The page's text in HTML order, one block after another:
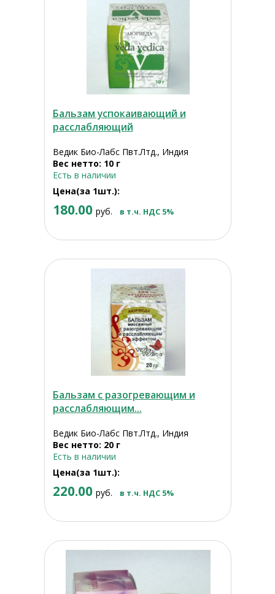
Бальзам успокаивающий и
расслабляющий
Ведик Био-Лабс Пвт.Лтд., Индия
Вес нетто: 10 г
Есть в наличии
Цена(за 1шт.):
180.00 руб. в т.ч. НДС 5%
Бальзам с разогревающим и
расслабляющим...
Ведик Био-Лабс Пвт.Лтд., Индия
Вес нетто: 20 г
Есть в наличии
Цена(за 1шт.):
220.00 руб. в т.ч. НДС 5%